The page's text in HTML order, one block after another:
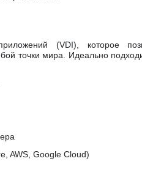
(VDI), которое
точки мира. Идеально
AWS, Google Cloud)